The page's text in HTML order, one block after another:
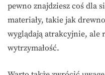
pewno znajdziesz coś dla
materiały, takie jak
wyglądają atrakcyjnie, ale
wytrzymałość.